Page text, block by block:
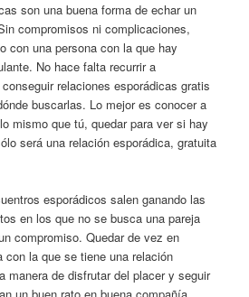
son una buena forma de echar un
compromisos ni complicaciones,
con una persona con la que hay
No hace falta recurrir a
relaciones esporádicas gratis
buscarlas. Lo mejor es conocer a
mismo que tú, quedar para ver si hay
será una relación esporádica, gratuita
esporádicos salen ganando las
en los que no se busca una pareja
compromiso. Quedar de vez en
con la que se tiene una relación
manera de disfrutar del placer y seguir